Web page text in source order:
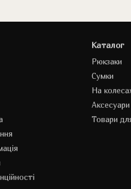
Каталог
Рюкзаки
Сумки
На
Аксесуари
Товари